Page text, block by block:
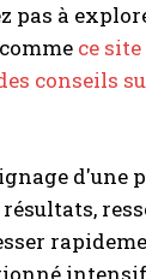
SOS
pas à
ce
conseils